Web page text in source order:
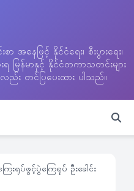
အနေဖြင့် နိုင်ငံရေး၊ စီးပွားရေး၊
မြန်မာနှင့် နိုင်ငံတကာသတင်းများ
း တင်ပြပေးထား ပါသည်။
ေးရုပ်ဖွင့်ပွဲကြေရုပ် ဦးခေါင်း